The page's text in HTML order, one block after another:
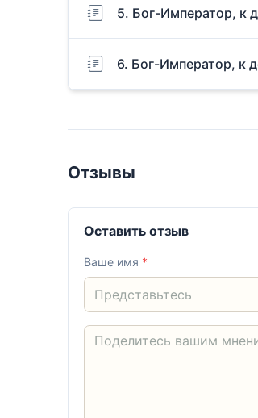
5. Бог-Император, к
6. Бог-Император, к
Отзывы
Оставить отзыв
Ваше имя *